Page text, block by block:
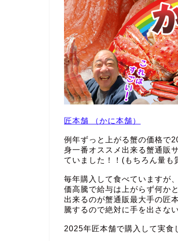
匠本舗 （かに本舗）
例年ずっと上がる蟹の価格で
身一番オススメ出来る蟹通販
ていました！！(もちろん量も
毎年購入して食べていますが
価高騰で給与は上がらず何か
出来るのが蟹通販最大手の匠
騰するので絶対に手を出さな
2025年匠本舗で購入して実食